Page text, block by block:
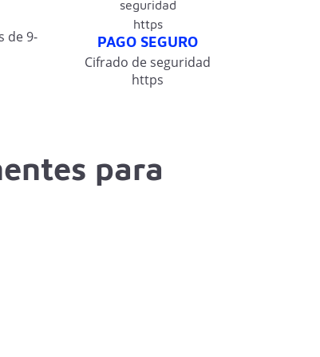
de 9-
PAGO SEGURO
Cifrado de seguridad
https
para